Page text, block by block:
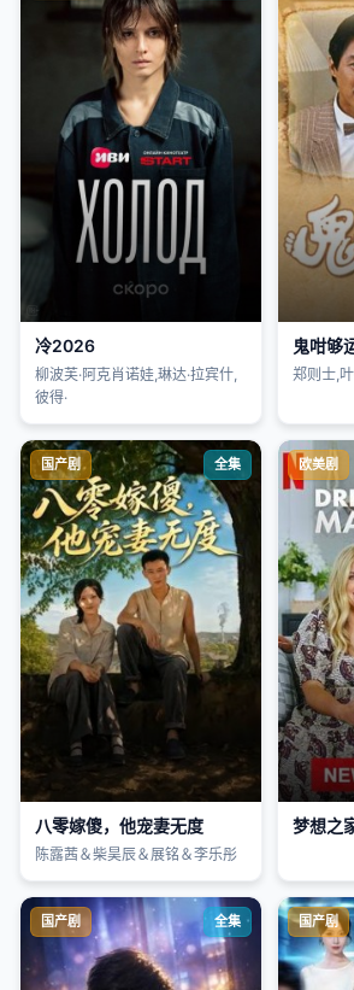
冷2026
柳波芙·阿克肖诺娃,琳达·拉宾什,
彼得·
鬼咁够
郑则士,
国产剧 全集
八零嫁傻，他宠妻无度
陈露茜＆柴昊辰＆展铭＆李乐彤
欧美剧
梦想之
国产剧 全集 国产剧